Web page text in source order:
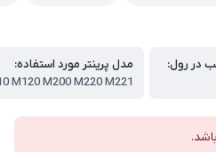
در رول:
مدل پرینتر مورد استفاده:
M120 M200 M220 M221